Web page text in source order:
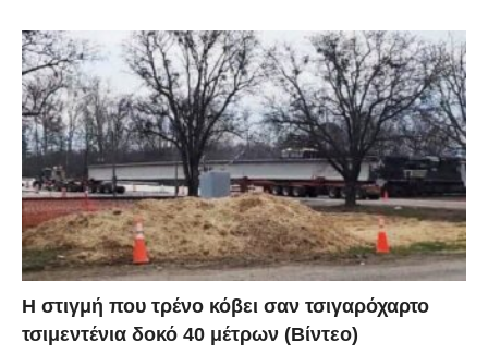
H στιγμή που τρένο κόβει σαν τσιγαρόχαρτο
τσιμεντένια δοκό 40 μέτρων (Βίντεο)